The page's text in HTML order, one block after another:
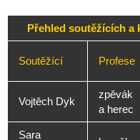
Přehled soutěžících a
Soutěžící Profese
Vojtěch Dyk
zpěvák
a herec
Sara